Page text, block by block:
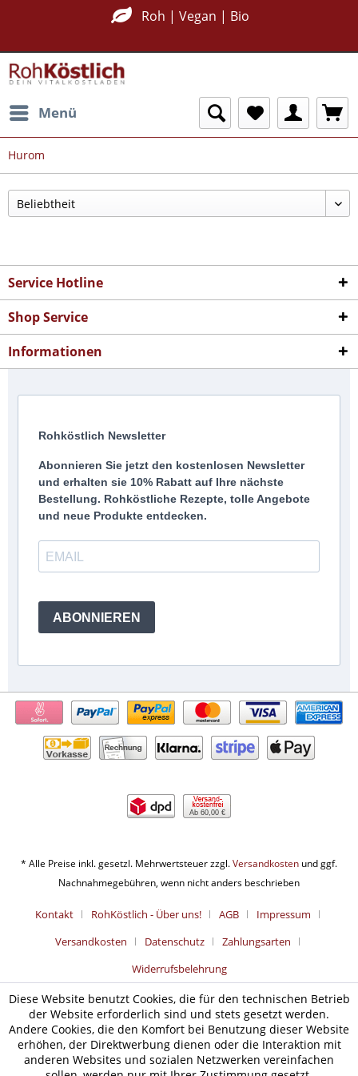
Roh | Vegan | Bio
Menü
Hurom
Service Hotline
Shop Service
Informationen
Rohköstlich Newsletter
Abonnieren Sie jetzt den kostenlosen Newsletter
und erhalten sie 10% Rabatt auf Ihre nächste
Bestellung. Rohköstliche Rezepte, tolle Angebote
und neue Produkte entdecken.
ABONNIEREN
Ab 60,00 €
* Alle Preise inkl. gesetzl. Mehrwertsteuer zzgl.Versandkosten und ggf.
Nachnahmegebühren, wenn nicht anders beschrieben
Kontakt RohKöstlich - Über uns! AGB
Impressum
Versandkosten
Datenschutz
Zahlungsarten
Widerrufsbelehrung
Diese Website benutzt Cookies, die für den technischen Betrieb
der Website erforderlich sind und stets gesetzt werden.
Andere Cookies, die den Komfort bei Benutzung dieser Website
erhöhen, der Direktwerbung dienen oder die Interaktion mit
anderen Websites und sozialen Netzwerken vereinfachen